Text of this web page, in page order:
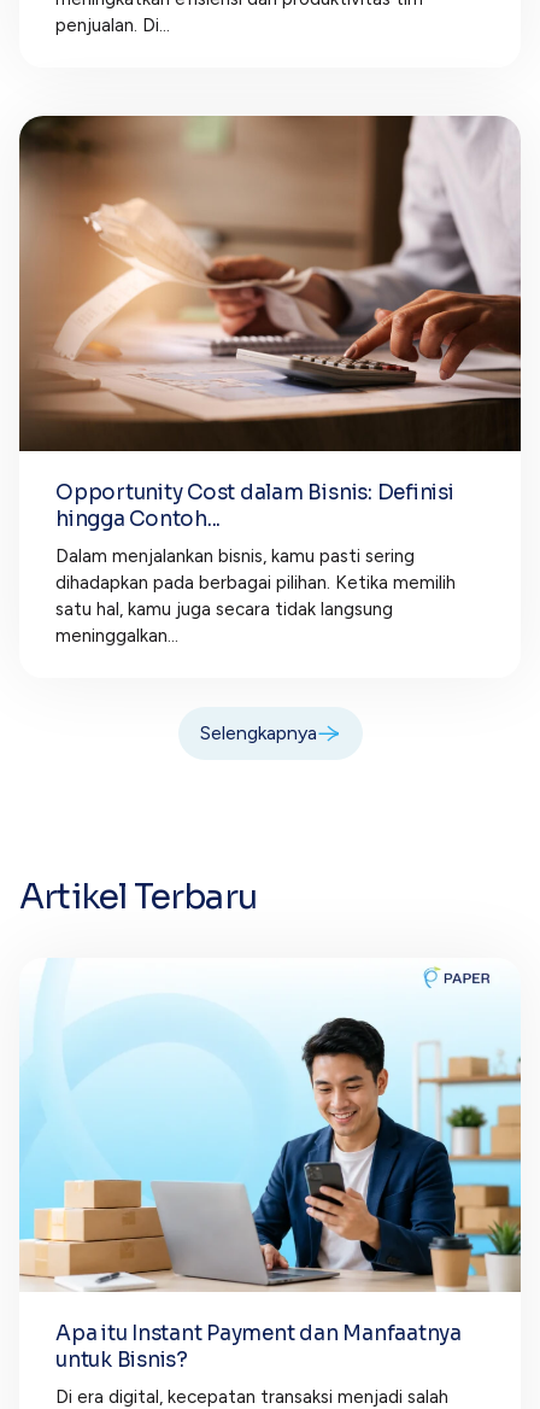
penjualan. Di...
Opportunity Cost dalam Bisnis: Definisi
hingga Contoh...
Dalam menjalankan bisnis, kamu pasti sering
dihadapkan pada berbagai pilihan. Ketika memilih
satu hal, kamu juga secara tidak langsung
meninggalkan...
Selengkapnya
Artikel Terbaru
Apa itu Instant Payment dan Manfaatnya
untuk Bisnis?
Di era digital, kecepatan transaksi menjadi salah